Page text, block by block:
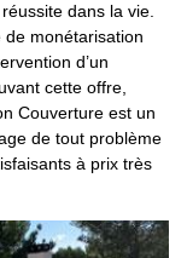
dans la vie.
de monétarisation
d’un
cette offre,
Couverture est un
de tout problème
à prix très